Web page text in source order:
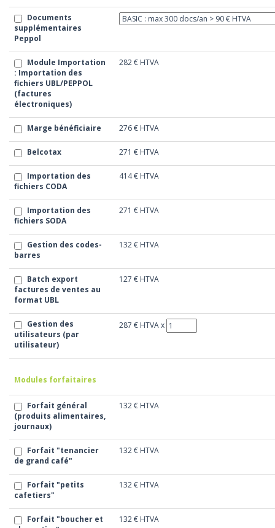
Documents
supplémentaires
Peppol
Module Importation
: Importation des
fichiers UBL/PEPPOL
(factures
électroniques)
282 € HTVA
Marge bénéficiaire 276 € HTVA
Belcotax 271 € HTVA
Importation des
fichiers CODA
414 € HTVA
Importation des
fichiers SODA
271 € HTVA
Gestion des codes-
barres
132 € HTVA
Batch export
factures de ventes au
format UBL
127 € HTVA
Gestion des
utilisateurs (par
utilisateur)
287 € HTVAx
Modules forfaitaires
Forfait général
(produits alimentaires,
journaux)
132 € HTVA
Forfait "tenancier
de grand café"
132 € HTVA
Forfait "petits
cafetiers"
132 € HTVA
Forfait "boucher et
132 € HTVA